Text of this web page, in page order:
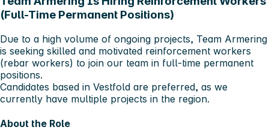
(Full-Time Permanent Positions)
Due to a high volume of ongoing projects, Team Armering
is seeking skilled and motivated reinforcement workers
(rebar workers) to join our team in full-time permanent
positions.
Candidates based in Vestfold are preferred, as we
currently have multiple projects in the region.
About the Role